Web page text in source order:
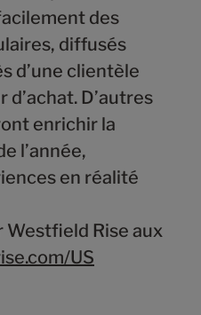
des
diffusés
d’une clientèle
D’autres
enrichir la
l’année,
en réalité
Westfield Rise aux
US